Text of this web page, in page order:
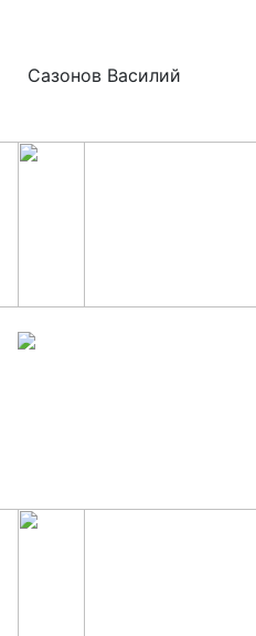
Сазонов Василий